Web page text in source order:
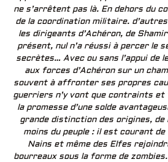
ne s’arrêtent pas là. En dehors du
de la coordination militaire.
les dirigeants d’Achéron, de
présent, nul n’a réussi à percer le
secrètes… Avec ou sans l’appui de
aux forces d’Achéron sur un
souvent à affronter ses propres
guerriers n’y vont que contraints
la promesse d’une solde
grande distinction des origines, de
moins du peuple : il est courant
Nains et même des Elfes
bourreaux sous la forme de